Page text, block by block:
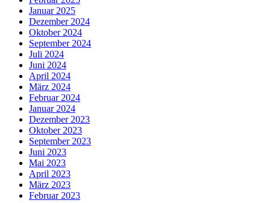
Januar 2025
Dezember 2024
Oktober 2024
September 2024
Juli 2024
Juni 2024
April 2024
März 2024
Februar 2024
Januar 2024
Dezember 2023
Oktober 2023
September 2023
Juni 2023
Mai 2023
April 2023
März 2023
Februar 2023